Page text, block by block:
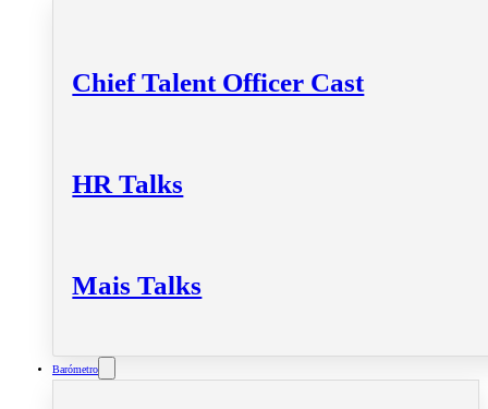
Chief Talent Officer Cast
HR Talks
Mais Talks
Barómetro